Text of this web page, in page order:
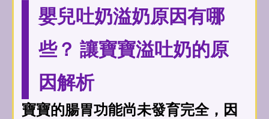
嬰兒吐奶溢奶原因有哪
些？ 讓寶寶溢吐奶的原
因解析
寶寶的腸胃功能尚未發育完全，因